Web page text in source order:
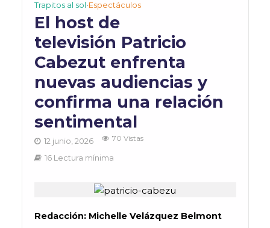
Trapitos al sol •Espectáculos
El host de
televisión Patricio
Cabezut enfrenta
nuevas audiencias y
confirma una relación
sentimental
12 junio, 2026 70 Vistas
16 Lectura mínima
Redacción: Michelle Velázquez Belmont